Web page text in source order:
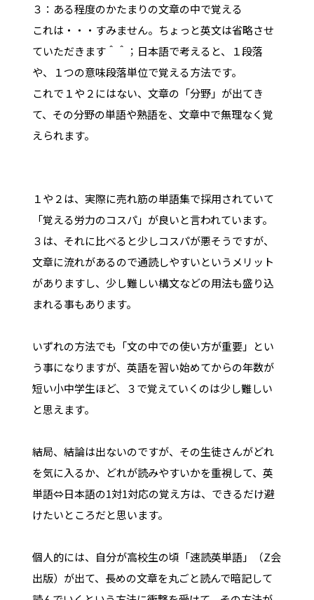
３：ある程度のかたまりの文章の中で覚える
これは・・・すみません。ちょっと英文は省略させ
ていただきます＾＾；日本語で考えると、１段落
や、１つの意味段落単位で覚える方法です。
これで１や２にはない、文章の「分野」が出てき
て、その分野の単語や熟語を、文章中で無理なく覚
えられます。
１や２は、実際に売れ筋の単語集で採用されていて
「覚える労力のコスパ」が良いと言われています。
３は、それに比べると少しコスパが悪そうですが、
文章に流れがあるので通読しやすいというメリット
がありますし、少し難しい構文などの用法も盛り込
まれる事もあります。
いずれの方法でも「文の中での使い方が重要」とい
う事になりますが、英語を習い始めてからの年数が
短い小中学生ほど、３で覚えていくのは少し難しい
と思えます。
結局、結論は出ないのですが、その生徒さんがどれ
を気に入るか、どれが読みやすいかを重視して、英
単語⇔日本語の1対1対応の覚え方は、できるだけ避
けたいところだと思います。
個人的には、自分が高校生の頃「速読英単語」（Z会
出版）が出て、長めの文章を丸ごと読んで暗記して